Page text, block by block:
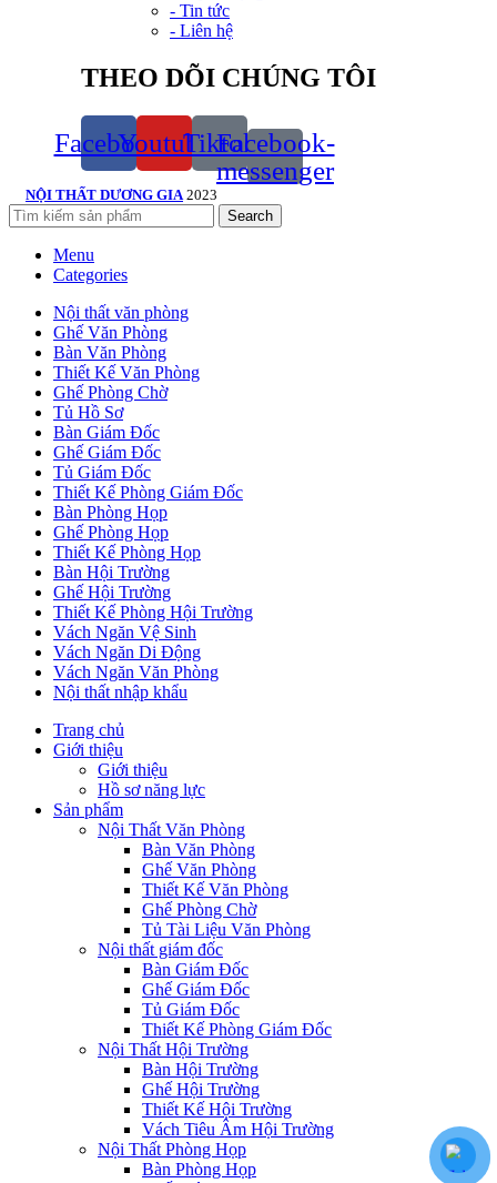
- Tin tức
- Liên hệ
THEO DÕI CHÚNG TÔI
FacebookYoutubeTiktok
Facebook-
messenger
NỘI THẤT DƯƠNG GIA 2023
Search
Menu
Categories
Nội thất văn phòng
Ghế Văn Phòng
Bàn Văn Phòng
Thiết Kế Văn Phòng
Ghế Phòng Chờ
Tủ Hồ Sơ
Bàn Giám Đốc
Ghế Giám Đốc
Tủ Giám Đốc
Thiết Kế Phòng Giám Đốc
Bàn Phòng Họp
Ghế Phòng Họp
Thiết Kế Phòng Họp
Bàn Hội Trường
Ghế Hội Trường
Thiết Kế Phòng Hội Trường
Vách Ngăn Vệ Sinh
Vách Ngăn Di Động
Vách Ngăn Văn Phòng
Nội thất nhập khẩu
Trang chủ
Giới thiệu
Giới thiệu
Hồ sơ năng lực
Sản phẩm
Nội Thất Văn Phòng
Bàn Văn Phòng
Ghế Văn Phòng
Thiết Kế Văn Phòng
Ghế Phòng Chờ
Tủ Tài Liệu Văn Phòng
Nội thất giám đốc
Bàn Giám Đốc
Ghế Giám Đốc
Tủ Giám Đốc
Thiết Kế Phòng Giám Đốc
Nội Thất Hội Trường
Bàn Hội Trường
Ghế Hội Trường
Thiết Kế Hội Trường
Vách Tiêu Âm Hội Trường
Nội Thất Phòng Họp
Bàn Phòng Họp